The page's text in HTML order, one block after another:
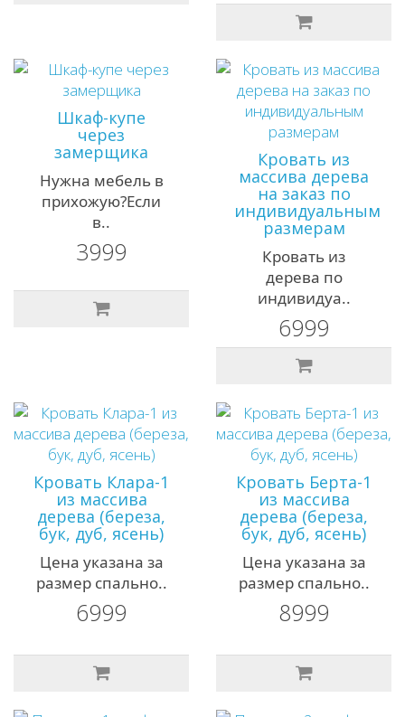
Шкаф-купе
через
замерщика
Нужна мебель в
прихожую?Если
в..
3999
Кровать из
массива дерева
на заказ по
индивидуальным
размерам
Кровать из
дерева по
индивидуа..
6999
Кровать Клара-1
из массива
дерева (береза,
бук, дуб, ясень)
Цена указана за
размер спально..
6999
Кровать Берта-1
из массива
дерева (береза,
бук, дуб, ясень)
Цена указана за
размер спально..
8999